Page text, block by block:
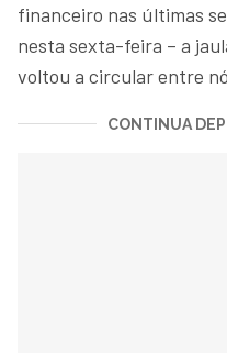
financeiro nas últimas
nesta sexta-feira – a
voltou a circular entre
CONTINUA